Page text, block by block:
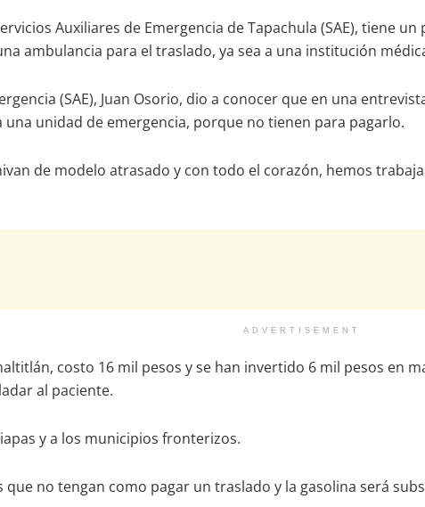
Auxiliares de Emergencia de Tapachula (SAE), tiene
ambulancia para el traslado, ya sea a una institución
(SAE), Juan Osorio, dio a conocer que en una
una unidad de emergencia, porque no tienen para pagarlo.
de modelo atrasado y con todo el corazón, hemos
ADVERTISEMENT
costo 16 mil pesos y se han invertido 6 mil pesos
al paciente.
y a los municipios fronterizos.
no tengan como pagar un traslado y la gasolina será